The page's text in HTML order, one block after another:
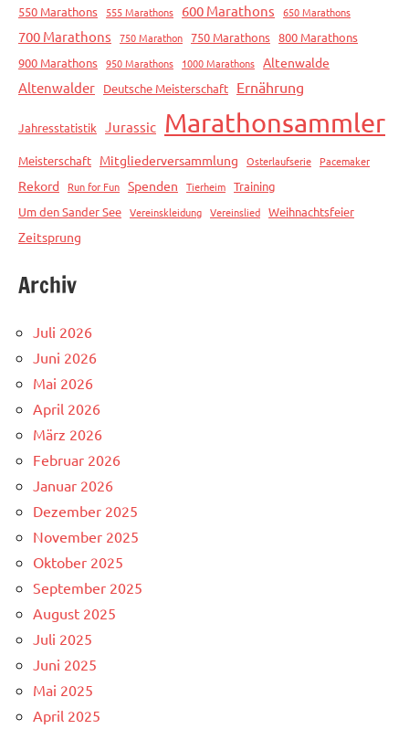
550 Marathons
555 Marathons 600 Marathons 650 Marathons
700 Marathons 750 Marathon 750 Marathons 800 Marathons
900 Marathons 950 Marathons 1000 Marathons Altenwalde
Altenwalder Deutsche Meisterschaft Ernährung
Jahresstatistik Jurassic Marathonsammler
Meisterschaft Mitgliederversammlung Osterlaufserie Pacemaker
Rekord Run for Fun Spenden Tierheim Training
Um den Sander See Vereinskleidung Vereinslied Weihnachtsfeier
Zeitsprung
Archiv
Juli 2026
Juni 2026
Mai 2026
April 2026
März 2026
Februar 2026
Januar 2026
Dezember 2025
November 2025
Oktober 2025
September 2025
August 2025
Juli 2025
Juni 2025
Mai 2025
April 2025